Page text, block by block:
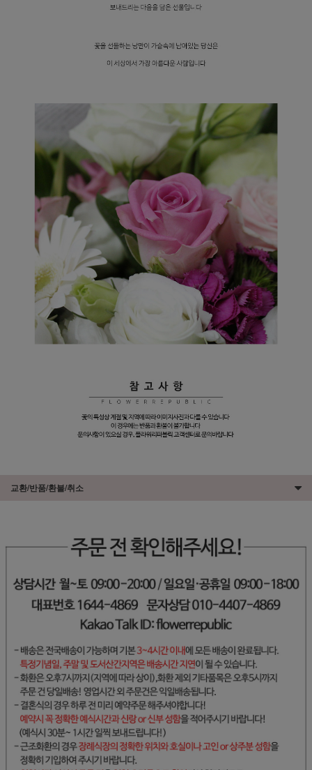
교환/반품/환불/취소